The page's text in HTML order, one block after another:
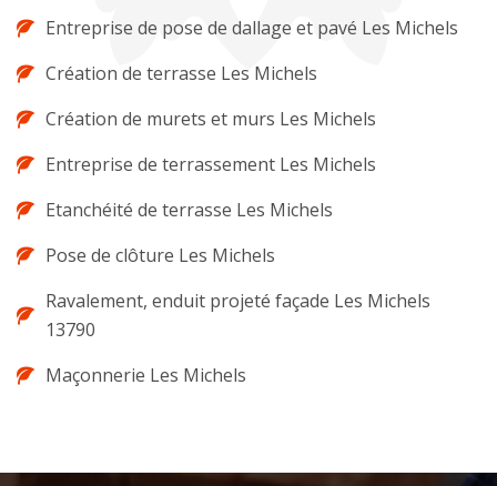
Entreprise de pose de dallage et pavé Les Michels
Création de terrasse Les Michels
Création de murets et murs Les Michels
Entreprise de terrassement Les Michels
Etanchéité de terrasse Les Michels
Pose de clôture Les Michels
Ravalement, enduit projeté façade Les Michels
13790
Maçonnerie Les Michels